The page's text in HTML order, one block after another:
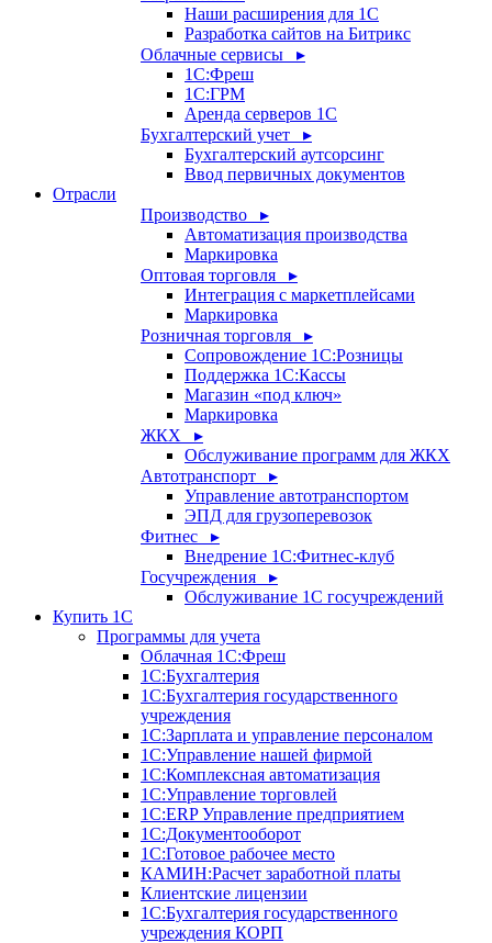
Наши расширения для 1С
Разработка сайтов на Битрикс
Облачные сервисы ▸
1С:Фреш
1С:ГРМ
Аренда серверов 1С
Бухгалтерский учет ▸
Бухгалтерский аутсорсинг
Ввод первичных документов
Отрасли
Производство ▸
Автоматизация производства
Маркировка
Оптовая торговля ▸
Интеграция с маркетплейсами
Маркировка
Розничная торговля ▸
Сопровождение 1С:Розницы
Поддержка 1С:Кассы
Магазин «под ключ»
Маркировка
ЖКХ ▸
Обслуживание программ для ЖКХ
Автотранспорт ▸
Управление автотранспортом
ЭПД для грузоперевозок
Фитнес ▸
Внедрение 1С:Фитнес-клуб
Госучреждения ▸
Обслуживание 1С госучреждений
Купить 1С
Программы для учета
Облачная 1С:Фреш
1С:Бухгалтерия
1С:Бухгалтерия государственного
учреждения
1С:Зарплата и управление персоналом
1С:Управление нашей фирмой
1С:Комплексная автоматизация
1С:Управление торговлей
1С:ERP Управление предприятием
1С:Документооборот
1C:Готовое рабочее место
КАМИН:Расчет заработной платы
Клиентские лицензии
1С:Бухгалтерия государственного
учреждения КОРП